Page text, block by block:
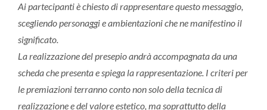
Ai partecipanti è chiesto di rappresentare questo messaggio,
scegliendo personaggi e ambientazioni che ne manifestino il
significato.
La realizzazione del presepio andrà accompagnata da una
scheda che presenta e spiega la rappresentazione. I criteri per
le premiazioni terranno conto non solo della tecnica di
realizzazione e del valore estetico, ma soprattutto della